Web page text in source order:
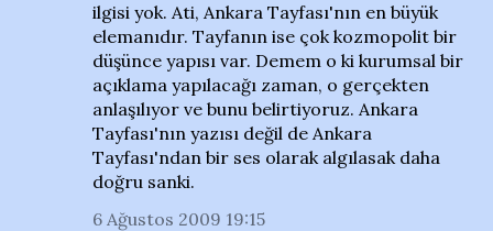
ilgisi yok. Ati, Ankara Tayfası'nın en büyük
elemanıdır. Tayfanın ise çok kozmopolit bir
düşünce yapısı var. Demem o ki kurumsal bir
açıklama yapılacağı zaman, o gerçekten
anlaşılıyor ve bunu belirtiyoruz. Ankara
Tayfası'nın yazısı değil de Ankara
Tayfası'ndan bir ses olarak algılasak daha
doğru sanki.
6 Ağustos 2009 19:15